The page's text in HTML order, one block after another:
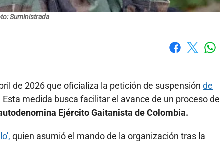
Suministrada
de 2026 que oficializa la petición de suspensión de
Esta medida busca facilitar el avance de un proceso de
Ejército Gaitanista de Colombia.
quien asumió el mando de la organización tras la